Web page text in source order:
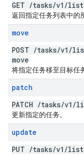
GET /tasks/v1 /
返回指定任务列表中的
move
POST /tasks/v1 /
move
将指定任务移至目标任
patch
PATCH /tasks/v1 /
更新指定的任务。
update
PUT /tasks/v1 /